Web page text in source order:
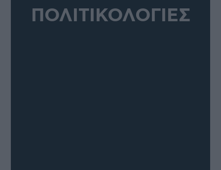
ΠΟΛΙΤΙΚΟΛΟΓΙΕΣ